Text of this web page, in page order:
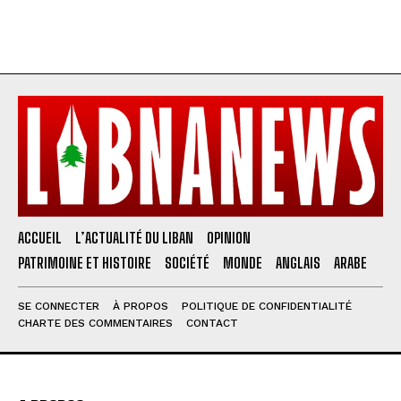
ACCUEIL L’ACTUALITÉ DU LIBAN
OPINION
PATRIMOINE ET HISTOIRE
SOCIÉTÉ MONDE ANGLAIS ARABE
SE CONNECTER À PROPOS
POLITIQUE DE CONFIDENTIALITÉ
CHARTE DES COMMENTAIRES
CONTACT